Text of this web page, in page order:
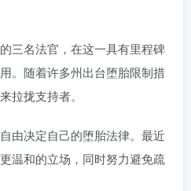
三名法官，在这一具有里程碑
。随着许多州出台堕胎限制措
拉拢支持者。
由决定自己的堕胎法律。最近
温和的立场，同时努力避免疏